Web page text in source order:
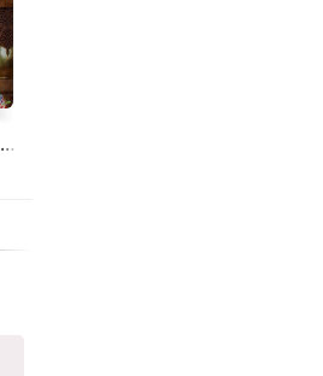
Куни кеча тўйи бўлиб ўтган Шохрух ортиқча гап-сўзларга барҳам берди